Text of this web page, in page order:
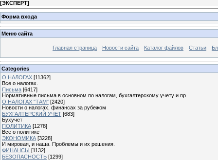
[ЭКСПЕРТ]
Форма входа
Меню сайта
Главная страница Новости сайта Каталог файлов Статьи
Categories
О НАЛОГАХ [11362]
Все о налогах.
Письма [6417]
Нормативные письма в основном по налогам, бухгалтерскому учету и пр.
О НАЛОГАХ "ТАМ" [2420]
Новости о налогах, финансах за рубежом
БУХГАЛТЕРСКИЙ УЧЕТ [683]
Бухучет
ПОЛИТИКА [1278]
Все о политике
ЭКОНОМИКА [3228]
И мировая, и наша. Проблемы и их решения.
ФИНАНСЫ [1132]
БЕЗОПАСНОСТЬ [1299]